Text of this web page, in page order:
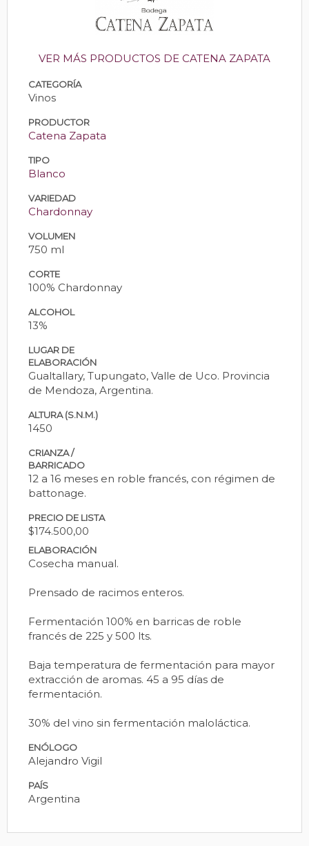
VER MÁS PRODUCTOS DE CATENA ZAPATA
CATEGORÍA
Vinos
PRODUCTOR
Catena Zapata
TIPO
Blanco
VARIEDAD
Chardonnay
VOLUMEN
750 ml
CORTE
100% Chardonnay
ALCOHOL
13%
LUGAR DE
ELABORACIÓN
Gualtallary, Tupungato, Valle de Uco. Provincia
de Mendoza, Argentina.
ALTURA (S.N.M.)
1450
CRIANZA /
BARRICADO
12 a 16 meses en roble francés, con régimen de
battonage.
PRECIO DE LISTA
$174.500,00
ELABORACIÓN
Cosecha manual.
Prensado de racimos enteros.
Fermentación 100% en barricas de roble
francés de 225 y 500 lts.
Baja temperatura de fermentación para mayor
extracción de aromas. 45 a 95 días de
fermentación.
30% del vino sin fermentación maloláctica.
ENÓLOGO
Alejandro Vigil
PAÍS
Argentina